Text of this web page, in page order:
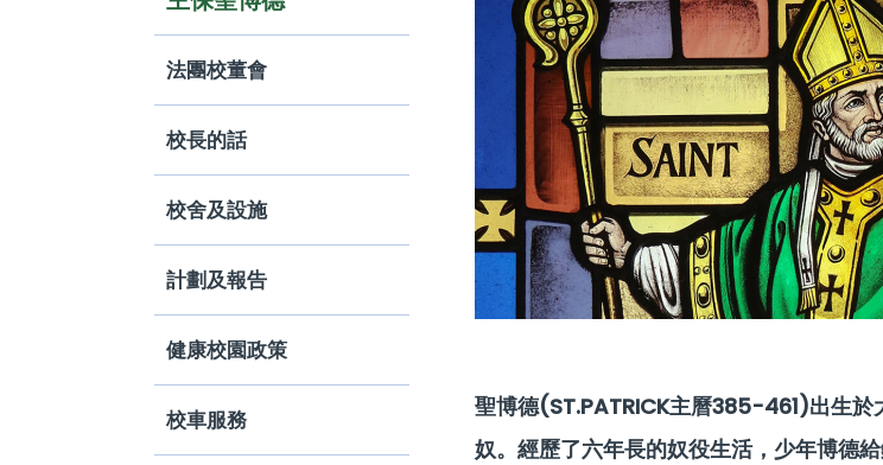
法團校董會
校長的話
校舍及設施
計劃及報告
健康校園政策
校車服務
聖博德(ST.PATRICK主曆385-461)出生於
奴。經歷了六年長的奴役生活，少年博德